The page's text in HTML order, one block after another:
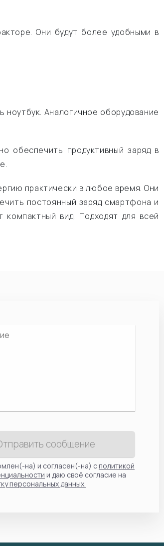
Они будут более удобными в
Аналогичное оборудование
обеспечить продуктивный заряд в
практически в любое время. Они
постоянный заряд смартфона и
вид. Подходят для всей
сообщение
на) и согласен(-на) сполитикой
и даю своё согласие на
персональных данных.